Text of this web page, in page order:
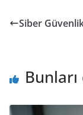
Siber